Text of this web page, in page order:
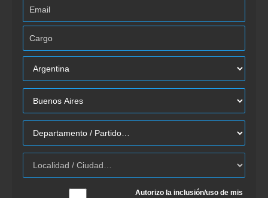
Autorizo la inclusión/uso de mis